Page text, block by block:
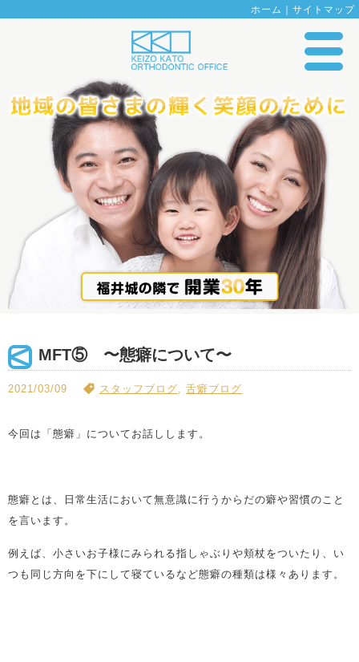
ホーム ｜ サイトマップ
MFT⑤ 〜態癖について〜
2021/03/09 スタッフブログ 舌癖ブログ
今回は「態癖」についてお話しします。
態癖とは、日常生活において無意識に行うからだの癖や習慣のこと
を言います。
例えば、小さいお子様にみられる指しゃぶりや頬杖をついたり、い
つも同じ方向を下にして寝ているなど態癖の種類は様々あります。